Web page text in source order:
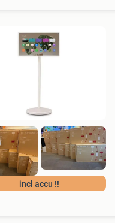
incl accu !!